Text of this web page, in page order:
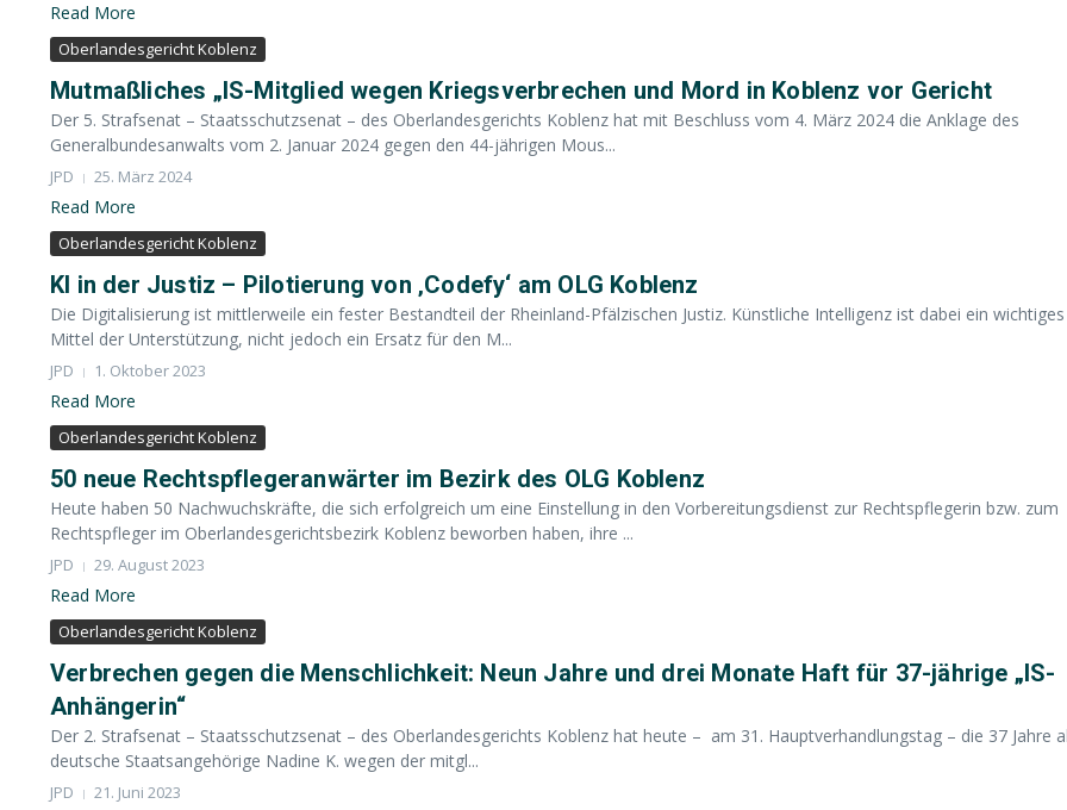
Read More
Oberlandesgericht Koblenz
Mutmaßliches „IS-Mitglied wegen Kriegsverbrechen und Mord in Koblenz vor Gericht
Der 5. Strafsenat – Staatsschutzsenat – des Oberlandesgerichts Koblenz hat mit Beschluss vom 4. März 2024 die Anklage des
Generalbundesanwalts vom 2. Januar 2024 gegen den 44-jährigen Mous...
JPD 25. März 2024
Read More
Oberlandesgericht Koblenz
KI in der Justiz – Pilotierung von ‚Codefy‘ am OLG Koblenz
Die Digitalisierung ist mittlerweile ein fester Bestandteil der Rheinland-Pfälzischen Justiz. Künstliche Intelligenz ist dabei ein wichtiges
Mittel der Unterstützung, nicht jedoch ein Ersatz für den M...
JPD 1. Oktober 2023
Read More
Oberlandesgericht Koblenz
50 neue Rechtspflegeranwärter im Bezirk des OLG Koblenz
Heute haben 50 Nachwuchskräfte, die sich erfolgreich um eine Einstellung in den Vorbereitungsdienst zur Rechtspflegerin bzw. zum
Rechtspfleger im Oberlandesgerichtsbezirk Koblenz beworben haben, ihre ...
JPD 29. August 2023
Read More
Oberlandesgericht Koblenz
Verbrechen gegen die Menschlichkeit: Neun Jahre und drei Monate Haft für 37-jährige „IS-
Anhängerin“
Der 2. Strafsenat – Staatsschutzsenat – des Oberlandesgerichts Koblenz hat heute – am 31. Hauptverhandlungstag – die 37 Jahre
deutsche Staatsangehörige Nadine K. wegen der mitgl...
JPD 21. Juni 2023